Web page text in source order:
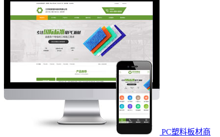
PC塑料板材商